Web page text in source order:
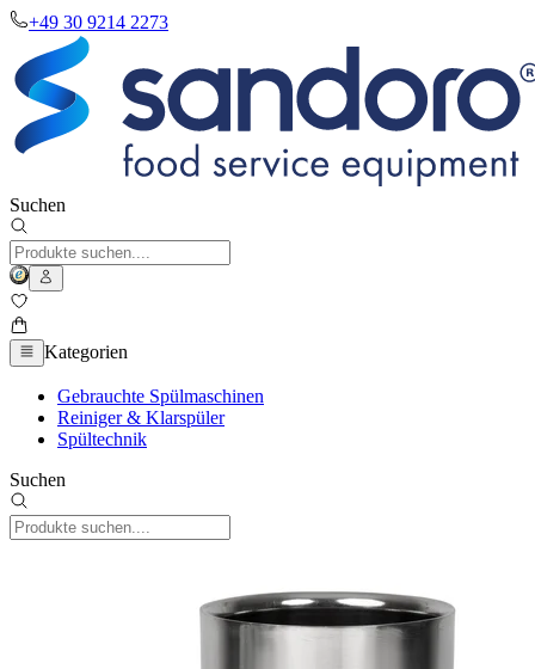
+49 30 9214 2273
Suchen
Kategorien
Gebrauchte Spülmaschinen
Reiniger & Klarspüler
Spültechnik
Suchen